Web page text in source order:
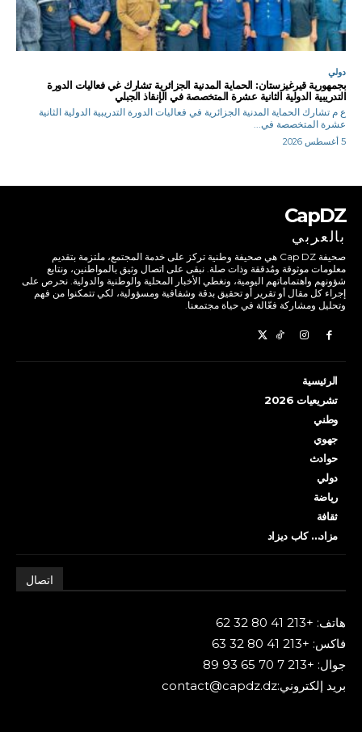
دولي
بجمهورية قيرغيزستان: الحماية المدنية الجزائرية تشارك غي فعاليات الدورة
التدريبية الدولية الثانية عشرة المتخصصة في الإنقاذ الجبلي
ع م تشارك الحماية المدنية الجزائرية في فعاليات الدورة التدريبية الدولية الثانية
عشرة المتخصصة في...
5 أغسطس 2026
CapDZ
بالعربي
صحيفة Cap DZ هي صحيفة وطنية تركز على خدمة المجتمع، ملتزمة بتقديم
معلومات موثوقة ومُدققة وذات صلة. نبقى على اتصال وثيق بالمواطنين، ونتابع
شؤونهم واهتماماتهم اليومية، ونغطي الأخبار المحلية والوطنية والدولية. نحرص على
إجراء كل مقال أو تقرير أو تحقيق بدقة وشفافية ومسؤولية، لكي تتمكنوا من فهم
وتحليل ومشاركة فعّالة في حياة مجتمعنا.
الرئيسية
تشريعيات 2026
وطني
جهوي
حوادث
دولي
رياضة
ثقافة
مزاد… كاب ديزاد
اتصال
هاتف: +213 41 80 32 62
فاكس: +213 41 80 32 63
جوال: +213 7 70 65 93 89
بريد إلكتروني:contact@capdz.dz